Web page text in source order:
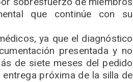
que continúe con su
ya que el diagnóstico
presentada y no
de siete meses del pedido
próxima de la silla de